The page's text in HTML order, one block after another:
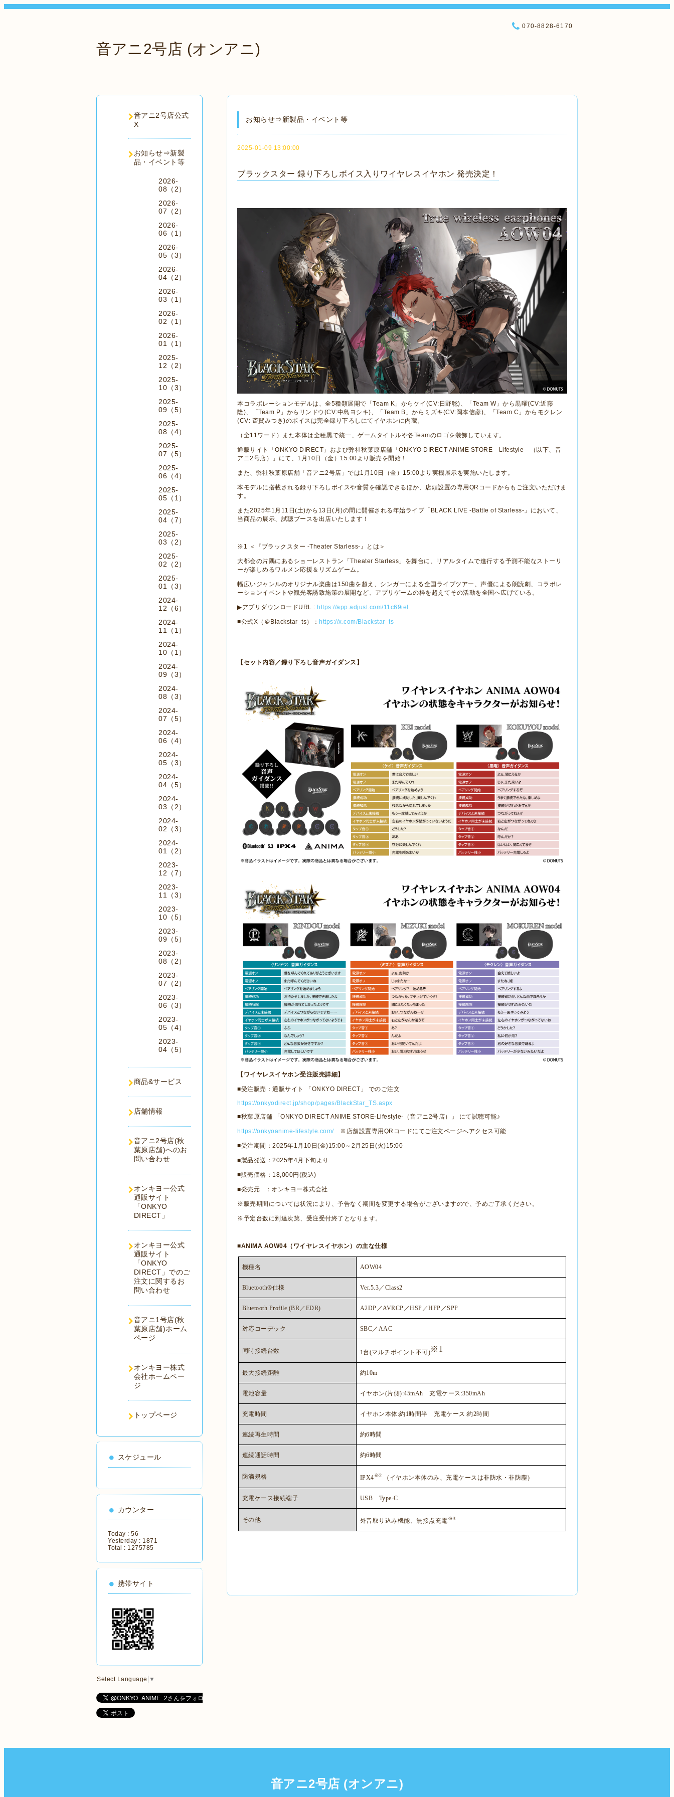
音アニ2号店 (オンアニ)
070-8828-6170
お知らせ⇒新製品・イベント等
2025-01-09 13:00:00
ブラックスター 録り下ろしボイス入りワイヤレスイヤホン 発売決定！
本コラボレーションモデルは、全5種類展開で「 Team K 」からケイ (CV: 日野聡)、「 Team W」から黒曜(CV:近藤
隆)、「 Team P 」からリンドウ(CV:中島ヨシキ)、「 Team B 」からミズキ(CV: 岡本信彦)、「 Team C 」からモクレン
(CV: 斎賀みつき)のボイスは完全録り下ろしにてイヤホンに内蔵。
（全11ワード）また本体は全種黒で統一、ゲームタイトルや各Teamのロゴを装飾しています。
通販サイト「 ONKYO DIRECT 」および弊社秋葉原店舗「 ONKYO DIRECT ANIME STORE － Lifestyle －（以下、音
アニ2号店）」にて、 1 月 10日（金） 15:00より販売を開始！
また、弊社秋葉原店舗「音アニ2号店」では1 月 10日（金） 15:00より実機展示を実施いたします。
本モデルに搭載される録り下ろしボイスや音質を確認できるほか、店頭設置の専用 QR コードからもご注文いただけま
す。
また2025年1 月 11 日 (土)から 13 日 ( 月 )の間に開催される年始ライブ「 BLACK LIVE -Battle of Starless- 」において、
当商品の展示、試聴ブースを出店いたします！
※ 1 ＜『ブラックスター -Theater Starless-』とは＞
大都会の片隅にあるショーレストラン「 Theater Starless 」を舞台に、リアルタイムで進行する予測不能なストーリ
ーが楽しめるワルメン応援＆リズムゲーム。
幅広いジャンルのオリジナル楽曲は150曲を超え、シンガーによる全国ライブツアー、声優による朗読劇、コラボレ
ーションイベントや観光客誘致施策の展開など、アプリゲームの枠を超えてその活動を全国へ広げている。
▶︎アプリダウンロードURL : https://app.adjust.com/11c69iel
■公式X （＠ Blackstar_ts）： https://x.com/Blackstar_ts
【セット内容／録り下ろし音声ガイダンス】
【ワイヤレスイヤホン受注販売詳細】
■受注販売：通販サイト 「ONKYO DIRECT 」 でのご注文
https://onkyodirect.jp/shop/pages/BlackStar_TS.aspx
■秋葉原店舗 「ONKYO DIRECT ANIME STORE-Lifestyle- （音アニ 2号店）」 にて試聴可能♪
https://onkyoanime-lifestyle.com/※店舗設置専用QR コードにてご注文ページへアクセス可能
■受注期間： 2025年1 月 10 日(金)15:00～ 2 月 25 日(火)15:00
■製品発送： 2025年4月下旬より
■販売価格： 18,000円(税込)
■発売元 ：オンキヨー株式会社
※販売期間については状況により、予告なく期間を変更する場合がございますので、予めご了承ください。
※予定台数に到達次第、受注受付終了となります。
■ANIMA AOW04 （ワイヤレスイヤホン）の主な仕様
機種名 AOW04
Bluetooth®仕様 Ver.5.3 ／ Class2
Bluetooth Profile (BR ／ EDR) A2DP ／ AVRCP ／HSP ／HFP ／SPP
対応コーデック SBC ／ AAC
同時接続台数 1 台(マルチポイント不可)※ 1
最大接続距離 約10m
電池容量 イヤホン(片側):45mAh 充電ケース :350mAh
充電時間 イヤホン本体:約1時間半 充電ケース :約2時間
連続再生時間 約6時間
連続通話時間 約6時間
防滴規格 IPX4※2 (イヤホン本体のみ、充電ケースは非防水・非防塵)
充電ケース接続端子 USB Type-C
その他 外音取り込み機能、無接点充電※3
音アニ2号店公式
X
お知らせ⇒新製
品・イベント等
2026-
08（2）
2026-
07（2）
2026-
06（1）
2026-
05（3）
2026-
04（2）
2026-
03（1）
2026-
02（1）
2026-
01（1）
2025-
12（2）
2025-
10（3）
2025-
09（5）
2025-
08（4）
2025-
07（5）
2025-
06（4）
2025-
05（1）
2025-
04（7）
2025-
03（2）
2025-
02（2）
2025-
01（3）
2024-
12（6）
2024-
11（1）
2024-
10（1）
2024-
09（3）
2024-
08（3）
2024-
07（5）
2024-
06（4）
2024-
05（3）
2024-
04（5）
2024-
03（2）
2024-
02（3）
2024-
01（2）
2023-
12（7）
2023-
11（3）
2023-
10（5）
2023-
09（5）
2023-
08（2）
2023-
07（2）
2023-
06（3）
2023-
05（4）
2023-
04（5）
商品&サービス
店舗情報
音アニ2号店(秋
葉原店舗)へのお
問い合わせ
オンキヨー公式
通販サイト
「ONKYO
DIRECT」
オンキヨー公式
通販サイト
「ONKYO
DIRECT」でのご
注文に関するお
問い合わせ
音アニ1号店(秋
葉原店舗)ホーム
ページ
オンキヨー株式
会社ホームペー
ジ
トップページ
スケジュール
カウンター
Today : 56
Yesterday : 1871
Total : 1275785
携帯サイト
Select Language ▼
音アニ2号店 (オンアニ)